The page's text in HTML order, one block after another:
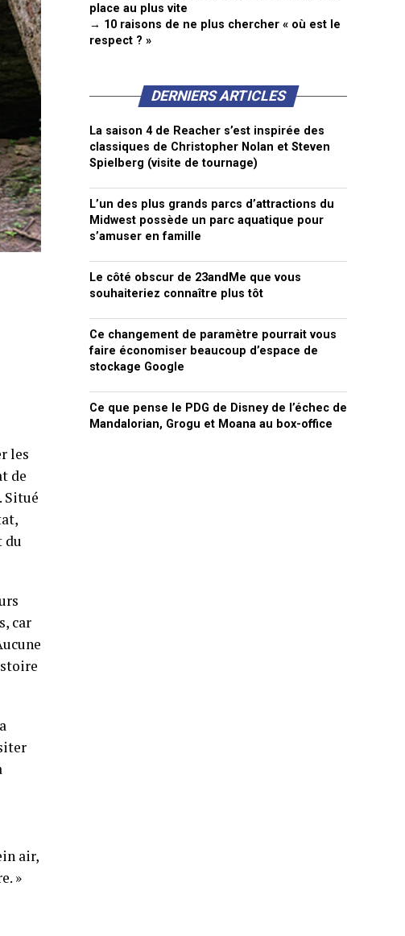
les
de
Situé
du
car
air,
»
place au plus vite
→ 10 raisons de ne plus chercher « où est le
respect ? »
DERNIERS ARTICLES
La saison 4 de Reacher s’est inspirée des
classiques de Christopher Nolan et Steven
Spielberg (visite de tournage)
L’un des plus grands parcs d’attractions du
Midwest possède un parc aquatique pour
s’amuser en famille
Le côté obscur de 23andMe que vous
souhaiteriez connaître plus tôt
Ce changement de paramètre pourrait vous
faire économiser beaucoup d’espace de
stockage Google
Ce que pense le PDG de Disney de l’échec de
Mandalorian, Grogu et Moana au box-office